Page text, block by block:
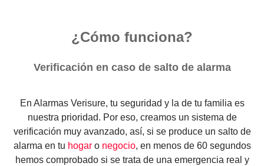
¿Cómo funciona?
Verificación en caso de salto de alarma
En Alarmas Verisure, tu seguridad y la de tu familia es
nuestra prioridad. Por eso, creamos un sistema de
verificación muy avanzado, así, si se produce un salto de
alarma en tu hogaro negocio, en menos de 60 segundos
hemos comprobado si se trata de una emergencia real y